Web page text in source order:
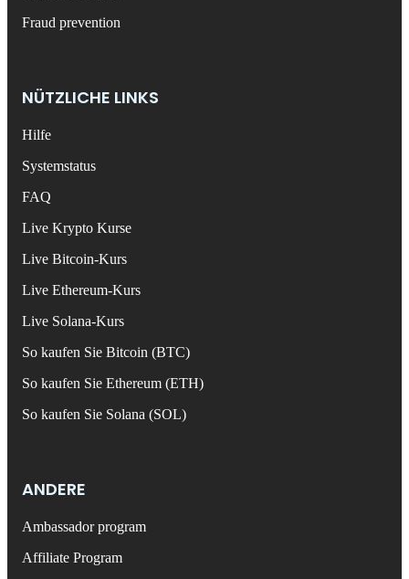
Fraud prevention
NÜTZLICHE LINKS
Hilfe
Systemstatus
FAQ
Live Krypto Kurse
Live Bitcoin-Kurs
Live Ethereum-Kurs
Live Solana-Kurs
So kaufen Sie Bitcoin (BTC)
So kaufen Sie Ethereum (ETH)
So kaufen Sie Solana (SOL)
ANDERE
Ambassador program
Affiliate Program